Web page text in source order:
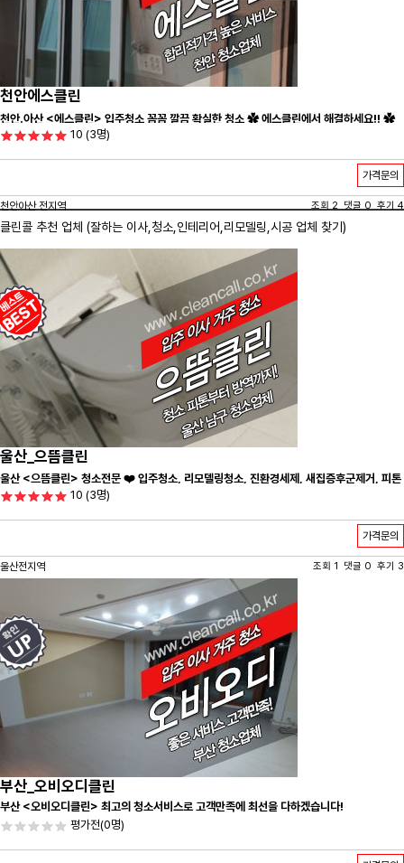
천안에스클린
천안.아산 <에스클린> 입주청소 꼼꼼 깔끔 확실한 청소 ✿ 에스클린에서 해결하세요!! ✿
10 (3명)
가격문의
천안아산 전지역 조회 2 댓글 0 후기 4
클린콜 추천 업체 (잘하는 이사, 청소 ,인테리어,리모델링,시공 업체 찾기)
울산_으뜸클린
울산 <으뜸클린> 청소전문 ❤️ 입주청소, 리모델링청소, 진환경세제, 새집증후군제거, 피톤
치드시공 전문 청소 업체 ❤️
10 (3명)
가격문의
울산전지역 조회 1 댓글 0 후기 3
부산_오비오디클린
부산 <오비오디클린> 최고의 청소서비스로 고객만족에 최선을 다하겠습니다!
평가전(0명)